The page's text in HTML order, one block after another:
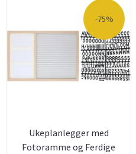
-75%
Ukeplanlegger med
Fotoramme og Ferdige